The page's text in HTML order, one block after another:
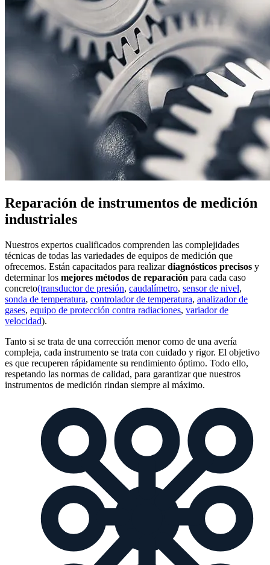
Reparación de instrumentos de medición
industriales
Nuestros expertos cualificados comprenden las complejidades
técnicas de todas las variedades de equipos de medición que
ofrecemos. Están capacitados para realizardiagnósticos precisos y
determinar los mejores métodos de reparación para cada caso
concreto(transductor de presión, caudalímetro, sensor de nivel,
sonda de temperatura, controlador de temperatura, analizador de
gases, equipo de protección contra radiaciones, variador de
velocidad).
Tanto si se trata de una corrección menor como de una avería
compleja, cada instrumento se trata con cuidado y rigor. El objetivo
es que recuperen rápidamente su rendimiento óptimo. Todo ello,
respetando las normas de calidad, para garantizar que nuestros
instrumentos de medición rindan siempre al máximo.